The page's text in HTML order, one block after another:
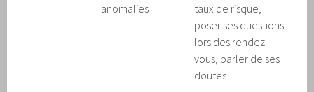
anomalies
taux de risque,
poser ses questions
lors des rendez-
vous, parler de ses
doutes